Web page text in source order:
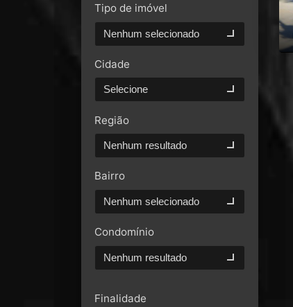
Tipo de imóvel
Nenhum selecionado
Cidade
Selecione
Região
Nenhum resultado
Bairro
Nenhum selecionado
Condomínio
Nenhum resultado
Finalidade